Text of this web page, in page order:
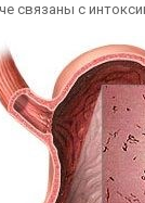
связаны с